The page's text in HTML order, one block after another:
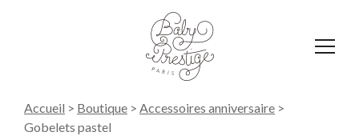
Accueil > Boutique > Accessoires anniversaire >
Gobelets pastel